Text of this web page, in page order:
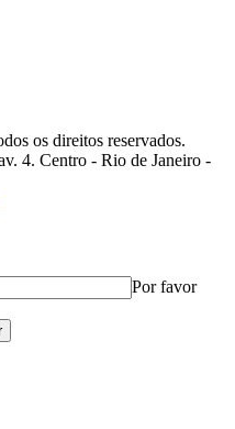
os direitos reservados.
4. Centro - Rio de Janeiro -
Por favor